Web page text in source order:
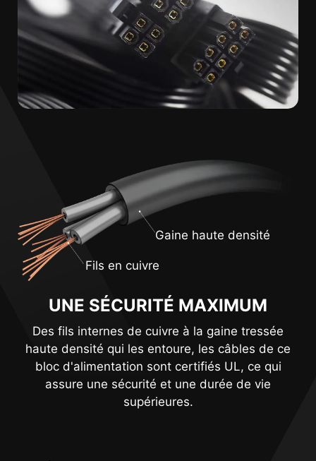
Fils en cuivre
Gaine haute densité
UNE SÉCURITÉ MAXIMUM
Des fils internes de cuivre à la gaine tressée
haute densité qui les entoure, les câbles de ce
bloc d'alimentation sont certifiés UL, ce qui
assure une sécurité et une durée de vie
supérieures.